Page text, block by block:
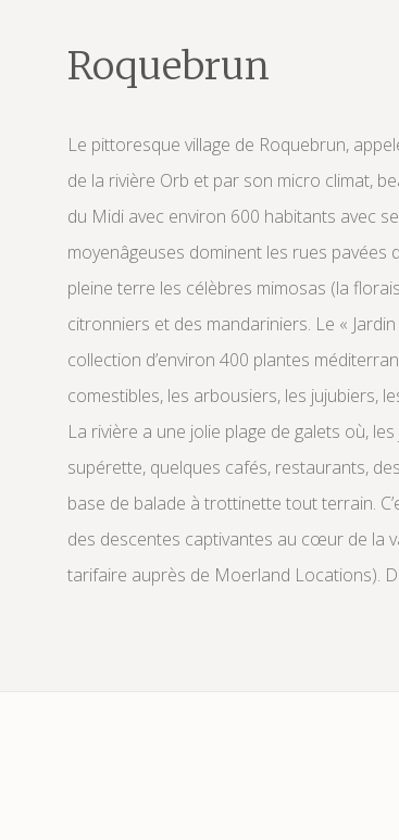
Roquebrun
Le pittoresque village de Roquebrun,
de la rivière Orb et par son micro climat,
du Midi avec environ 600 habitants avec
moyenâgeuses dominent les rues pavées
pleine terre les célèbres mimosas (la
citronniers et des mandariniers. Le «
collection d’environ 400 plantes
comestibles, les arbousiers, les jujubiers,
La rivière a une jolie plage de galets où,
supérette, quelques cafés, restaurants,
base de balade à trottinette tout terrain.
des descentes captivantes au cœur de la
tarifaire auprès de Moerland Locations).